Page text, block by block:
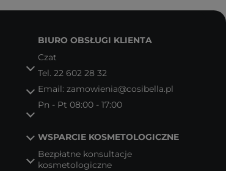
BIURO OBSŁUGI KLIENTA
Czat
Tel. 22 602 28 32
Email: zamowienia@cosibella.pl
Pn - Pt 08:00 - 17:00
WSPARCIE KOSMETOLOGICZNE
Bezpłatne konsultacje
kosmetologiczne